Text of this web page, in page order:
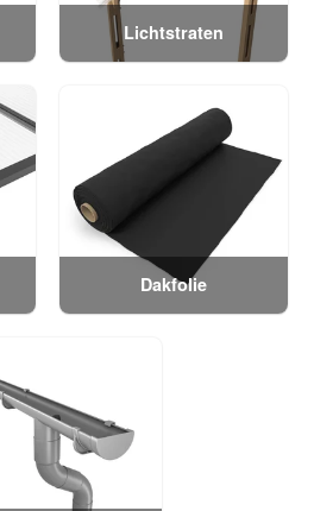
Lichtstraten
Dakfolie